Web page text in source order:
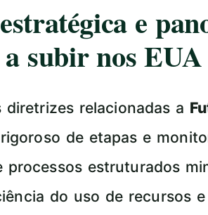
e
subir nos EUA
relacionadas a
de etapas e
processos estruturados
do uso de recursos